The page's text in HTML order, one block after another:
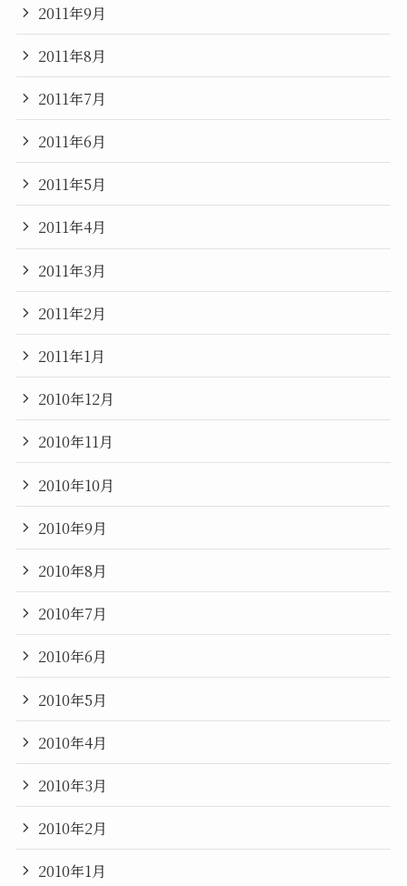
2011年9月
2011年8月
2011年7月
2011年6月
2011年5月
2011年4月
2011年3月
2011年2月
2011年1月
2010年12月
2010年11月
2010年10月
2010年9月
2010年8月
2010年7月
2010年6月
2010年5月
2010年4月
2010年3月
2010年2月
2010年1月